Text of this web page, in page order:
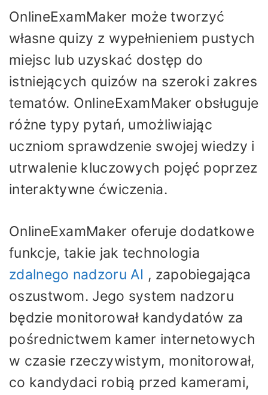
OnlineExamMaker może tworzyć
własne quizy z wypełnieniem pustych
miejsc lub uzyskać dostęp do
istniejących quizów na szeroki zakres
tematów. OnlineExamMaker obsługuje
różne typy pytań, umożliwiając
uczniom sprawdzenie swojej wiedzy i
utrwalenie kluczowych pojęć poprzez
interaktywne ćwiczenia.
OnlineExamMaker oferuje dodatkowe
funkcje, takie jak technologia
zdalnego nadzoru AI , zapobiegająca
oszustwom. Jego system nadzoru
będzie monitorował kandydatów za
pośrednictwem kamer internetowych
w czasie rzeczywistym, monitorował,
co kandydaci robią przed kamerami,